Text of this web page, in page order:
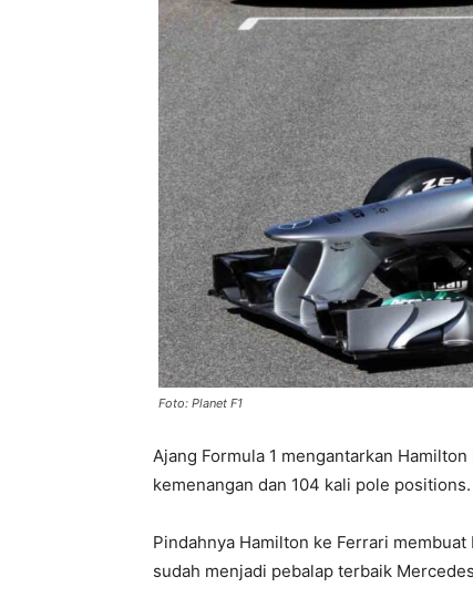
Foto: Planet F1
Ajang Formula 1 mengantarkan
kemenangan dan 104 kali pole positions.
Pindahnya Hamilton ke Ferrari
sudah menjadi pebalap terbaik